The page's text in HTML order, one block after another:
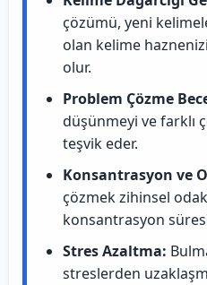
çözümü, yeni
olan kelime
olur.
Problem Çözme
düşünmeyi ve farklı
teşvik eder.
Konsantrasyon ve
çözmek zihinsel
konsantrasyon
Stres Azaltma:
streslerden